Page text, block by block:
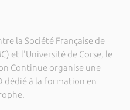
la Société Française de
et l'Université de Corse, le
Continue organise une
dédié à la formation en